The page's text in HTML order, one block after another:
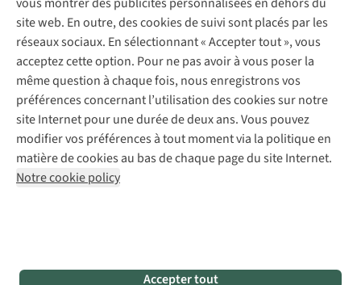
site web. En outre, des cookies de suivi sont placés par les
réseaux sociaux. En sélectionnant « Accepter tout », vous
acceptez cette option. Pour ne pas avoir à vous poser la
même question à chaque fois, nous enregistrons vos
préférences concernant l’utilisation des cookies sur notre
site Internet pour une durée de deux ans. Vous pouvez
modifier vos préférences à tout moment via la politique en
matière de cookies au bas de chaque page du site Internet.
Notre cookie policy
Accepter tout
Pour les entreprises
Suivez-nous
Mentions légales
Politique de confidentialité
Conditions générales
Cookie Policy
AS Adventure Luxemburg SA,